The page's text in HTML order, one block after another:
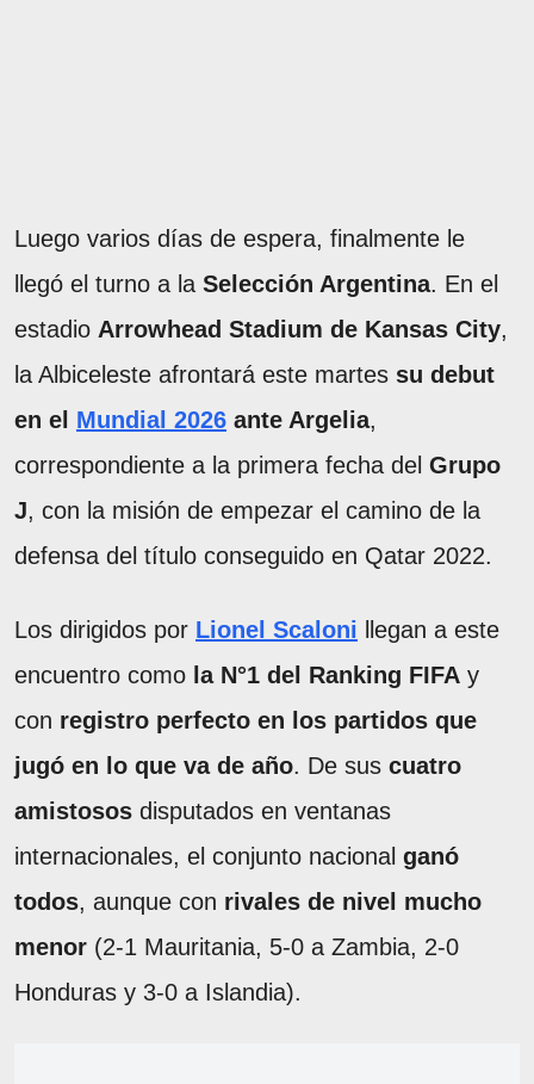
Luego varios días de espera, finalmente le
llegó el turno a la Selección Argentina. En el
estadio Arrowhead Stadium de Kansas City,
la Albiceleste afrontará este martes su debut
en el Mundial 2026 ante Argelia,
correspondiente a la primera fecha del Grupo
J, con la misión de empezar el camino de la
defensa del título conseguido en Qatar 2022.
Los dirigidos por Lionel Scaloni llegan a este
encuentro como la N°1 del Ranking FIFA y
con registro perfecto en los partidos que
jugó en lo que va de año. De sus cuatro
amistosos disputados en ventanas
internacionales, el conjunto nacional ganó
todos, aunque con rivales de nivel mucho
menor (2-1 Mauritania, 5-0 a Zambia, 2-0
Honduras y 3-0 a Islandia).